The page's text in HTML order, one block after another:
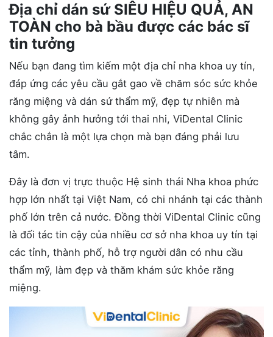
Địa chỉ dán sứ SIÊU HIỆU QUẢ, AN
TOÀN cho bà bầu được các bác sĩ
tin tưởng
Nếu bạn đang tìm kiếm một địa chỉ nha khoa uy tín,
đáp ứng các yêu cầu gắt gao về chăm sóc sức khỏe
răng miệng và dán sứ thẩm mỹ, đẹp tự nhiên mà
không gây ảnh hưởng tới thai nhi, ViDental Clinic
chắc chắn là một lựa chọn mà bạn đáng phải lưu
tâm.
Đây là đơn vị trực thuộc Hệ sinh thái Nha khoa phức
hợp lớn nhất tại Việt Nam, có chi nhánh tại các thành
phố lớn trên cả nước. Đồng thời ViDental Clinic cũng
là đối tác tin cậy của nhiều cơ sở nha khoa uy tín tại
các tỉnh, thành phố, hỗ trợ người dân có nhu cầu
thẩm mỹ, làm đẹp và thăm khám sức khỏe răng
miệng.